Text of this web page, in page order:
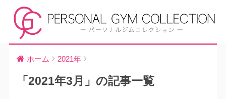
ホーム 2021年
「2021年3月」の記事一覧